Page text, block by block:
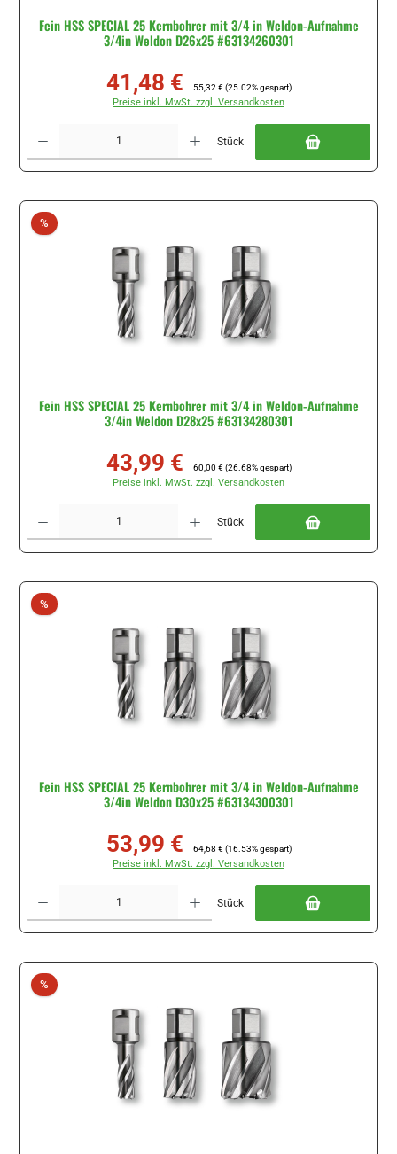
Fein HSS SPECIAL 25 Kernbohrer mit 3/4 in Weldon-Aufnahme
3/4in Weldon D26x25 #63134260301
Verkaufspreis:
41,48 € 55,32 € (25.02% gespart)
Preise inkl. MwSt. zzgl. Versandkosten
Stück
%Rabatt
Fein HSS SPECIAL 25 Kernbohrer mit 3/4 in Weldon-Aufnahme
3/4in Weldon D28x25 #63134280301
Verkaufspreis:
43,99 € Regulärer Preis:
60,00 € (26.68% gespart)
Preise inkl. MwSt. zzgl. Versandkosten
Stück
%Rabatt
Fein HSS SPECIAL 25 Kernbohrer mit 3/4 in Weldon-Aufnahme
3/4in Weldon D30x25 #63134300301
Verkaufspreis:
53,99 € 64,68 € (16.53% gespart)
Preise inkl. MwSt. zzgl. Versandkosten
Stück
%Rabatt